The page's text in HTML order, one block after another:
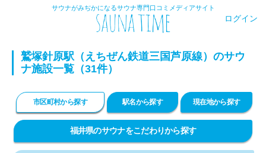
サウナがみぢかになるサウナ専門口コミメディアサイト
ログイン
鷲塚針原駅（えちぜん鉄道三国芦原線）のサウ
ナ施設一覧（31件）
市区町村から探す 駅名から探す 現在地から探す
福井県のサウナをこだわりから探す